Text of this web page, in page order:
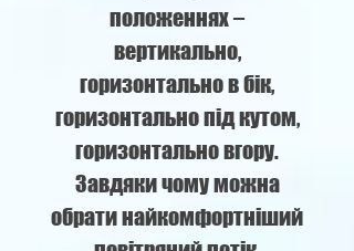
положеннях –
вертикально,
горизонтально в бік,
горизонтально під кутом,
горизонтально вгору.
Завдяки чому можна
обрати найкомфортніший